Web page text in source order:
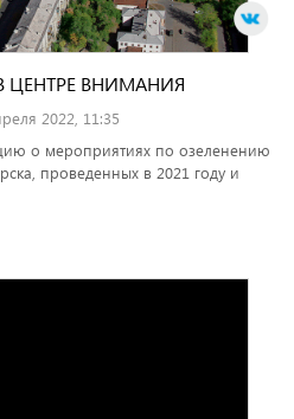
ЦЕНТРЕ ВНИМАНИЯ
2022, 11:35
о мероприятиях по озеленению
проведенных в 2021 году и